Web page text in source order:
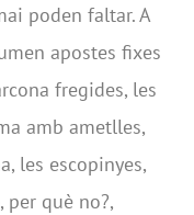
poden faltar. A
apostes fixes
fregides, les
amb ametlles,
les escopinyes,
per què no?,